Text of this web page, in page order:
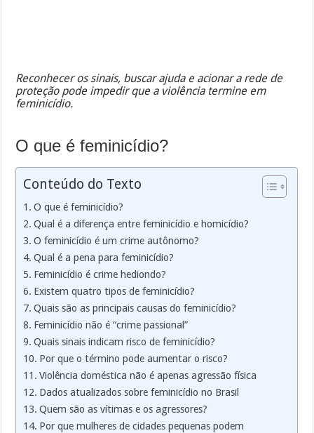
Reconhecer os sinais, buscar ajuda e acionar a rede de
proteção pode impedir que a violência termine em
feminicídio.
O que é feminicídio?
Conteúdo do Texto
O que é feminicídio?
Qual é a diferença entre feminicídio e homicídio?
O feminicídio é um crime autônomo?
Qual é a pena para feminicídio?
Feminicídio é crime hediondo?
Existem quatro tipos de feminicídio?
Quais são as principais causas do feminicídio?
Feminicídio não é “crime passional”
Quais sinais indicam risco de feminicídio?
Por que o término pode aumentar o risco?
Violência doméstica não é apenas agressão física
Dados atualizados sobre feminicídio no Brasil
Quem são as vítimas e os agressores?
Por que mulheres de cidades pequenas podem